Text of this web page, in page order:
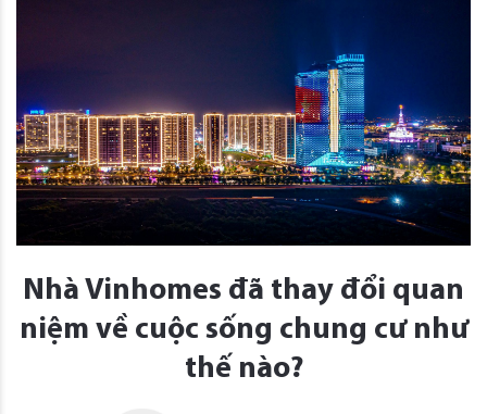
Nhà Vinhomes đã thay đổi quan
niệm về cuộc sống chung cư như
thế nào?